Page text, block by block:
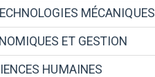
MÉCANIQUES
ET GESTION
HUMAINES